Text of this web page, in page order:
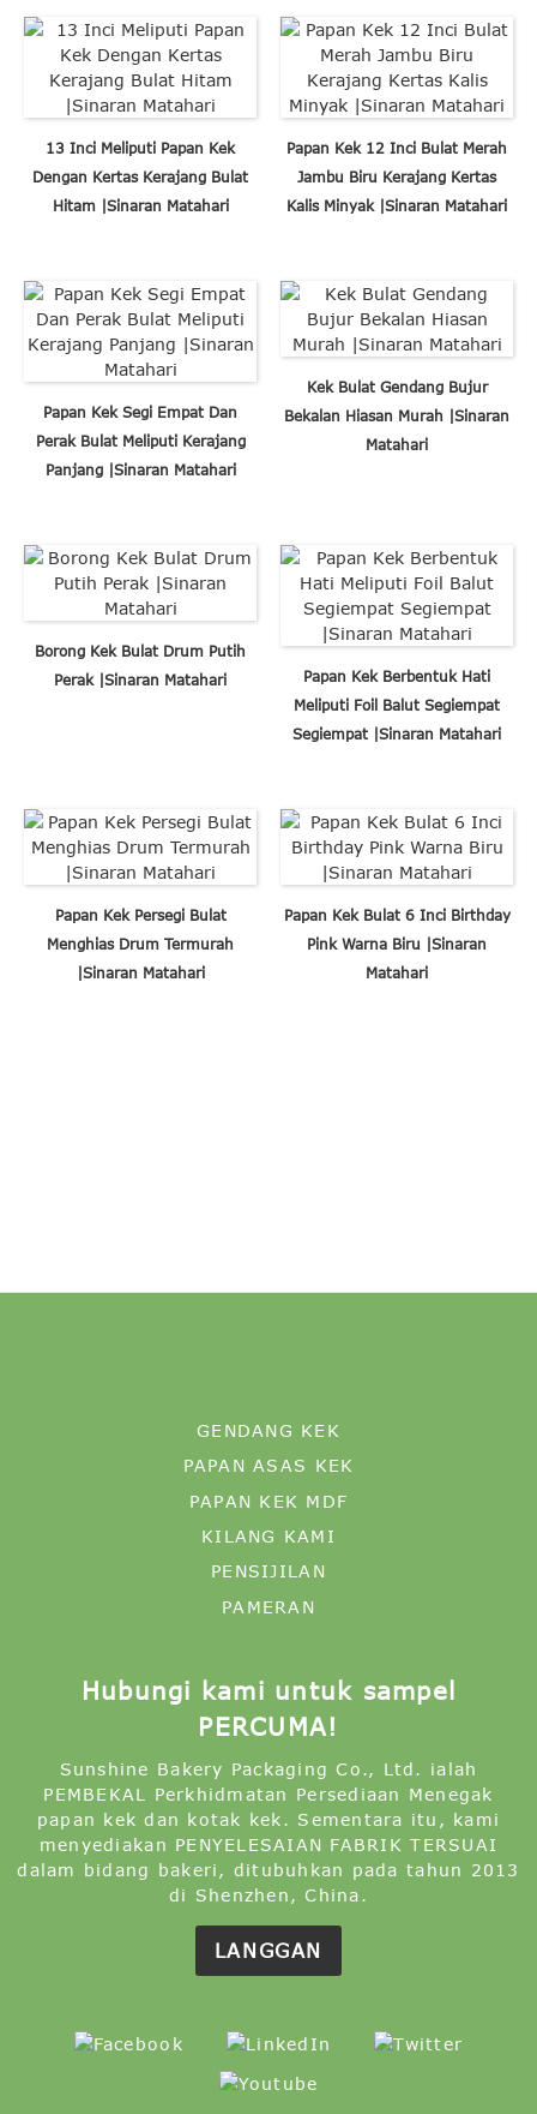
13 Inci Meliputi Papan Kek
Dengan Kertas Kerajang Bulat
Hitam |Sinaran Matahari
Papan Kek 12 Inci Bulat Merah
Jambu Biru Kerajang Kertas
Kalis Minyak |Sinaran Matahari
Papan Kek Segi Empat Dan
Perak Bulat Meliputi Kerajang
Panjang |Sinaran Matahari
Kek Bulat Gendang Bujur
Bekalan Hiasan Murah |Sinaran
Matahari
Borong Kek Bulat Drum Putih
Perak |Sinaran Matahari
Papan Kek Berbentuk Hati
Meliputi Foil Balut Segiempat
Segiempat |Sinaran Matahari
Papan Kek Persegi Bulat
Menghias Drum Termurah
|Sinaran Matahari
Papan Kek Bulat 6 Inci Birthday
Pink Warna Biru |Sinaran
Matahari
GENDANG KEK
PAPAN ASAS KEK
PAPAN KEK MDF
KILANG KAMI
PENSIJILAN
PAMERAN
Hubungi kami untuk sampel
PERCUMA!
Sunshine Bakery Packaging Co., Ltd. ialah
PEMBEKAL Perkhidmatan Persediaan Menegak
papan kek dan kotak kek. Sementara itu, kami
menyediakan PENYELESAIAN FABRIK TERSUAI
dalam bidang bakeri, ditubuhkan pada tahun 2013
di Shenzhen, China.
LANGGAN